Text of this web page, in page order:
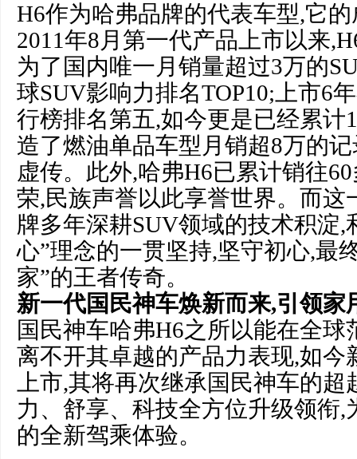
H6作为哈弗品牌的代表车型,它
2011年8月第一代产品上市以来
为了国内唯一月销量超过3万的
球SUV影响力排名TOP10;上市6
行榜排名第五,如今更是已经累计
造了燃油单品车型月销超8万的
虚传。此外,哈弗H6已累计销往
荣,民族声誉以此享誉世界。而这
牌多年深耕SUV领域的技术积淀,
心”理念的一贯坚持,坚守初心,最
家”的王者传奇。
新一代国民神车焕新而来,引领家
国民神车哈弗H6之所以能在全球
离不开其卓越的产品力表现,如今
上市,其将再次继承国民神车的
力、舒享、科技全方位升级领衔,
的全新驾乘体验。